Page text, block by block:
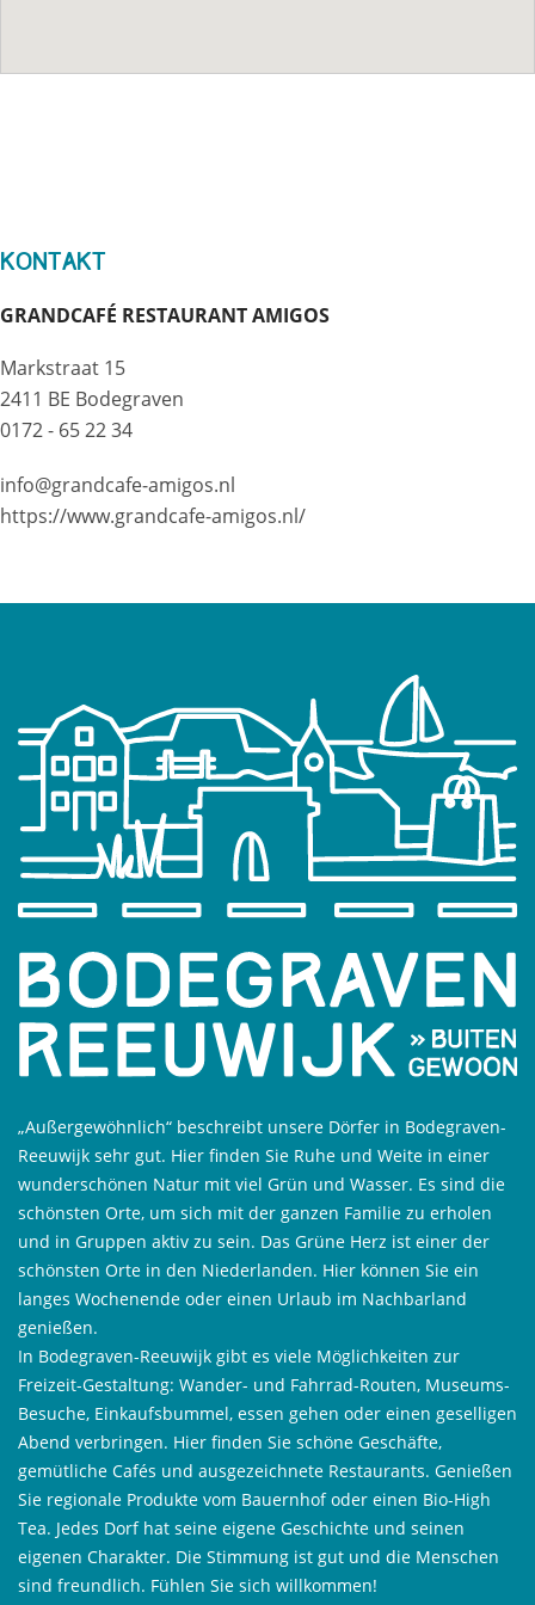
Kontakt
GRANDCAFÉ RESTAURANT AMIGOS
Markstraat 15
2411 BE Bodegraven
0172 - 65 22 34
info@grandcafe-amigos.nl
https://www.grandcafe-amigos.nl/
„Außergewöhnlich“ beschreibt unsere Dörfer in Bodegraven-
Reeuwijk sehr gut. Hier finden Sie Ruhe und Weite in einer
wunderschönen Natur mit viel Grün und Wasser. Es sind die
schönsten Orte, um sich mit der ganzen Familie zu erholen
und in Gruppen aktiv zu sein. Das Grüne Herz ist einer der
schönsten Orte in den Niederlanden. Hier können Sie ein
langes Wochenende oder einen Urlaub im Nachbarland
genießen.
In Bodegraven-Reeuwijk gibt es viele Möglichkeiten zur
Freizeit-Gestaltung: Wander- und Fahrrad-Routen, Museums-
Besuche, Einkaufsbummel, essen gehen oder einen geselligen
Abend verbringen. Hier finden Sie schöne Geschäfte,
gemütliche Cafés und ausgezeichnete Restaurants. Genießen
Sie regionale Produkte vom Bauernhof oder einen Bio-High
Tea. Jedes Dorf hat seine eigene Geschichte und seinen
eigenen Charakter. Die Stimmung ist gut und die Menschen
sind freundlich. Fühlen Sie sich willkommen!